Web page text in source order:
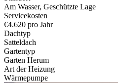
Am Wasser, Geschützte Lage
Servicekosten
€4.620 pro Jahr
Dachtyp
Satteldach
Gartentyp
Garten Herum
Art der Heizung
Wärmepumpe